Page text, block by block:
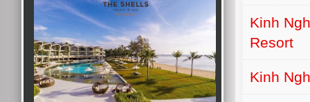
Kinh
Resort
Kinh